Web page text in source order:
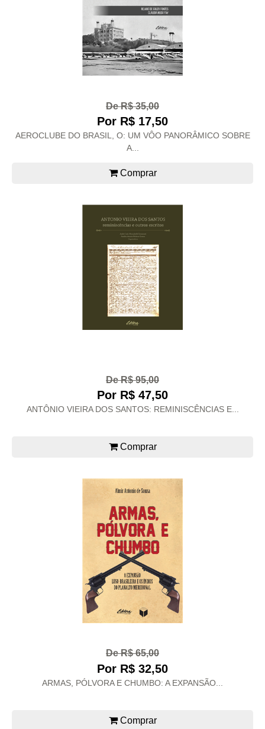
De R$ 35,00
Por R$ 17,50
AEROCLUBE DO BRASIL, O: UM VÔO PANORÂMICO SOBRE
A...
Comprar
De R$ 95,00
Por R$ 47,50
ANTÔNIO VIEIRA DOS SANTOS: REMINISCÊNCIAS E...
Comprar
De R$ 65,00
Por R$ 32,50
ARMAS, PÓLVORA E CHUMBO: A EXPANSÃO...
Comprar